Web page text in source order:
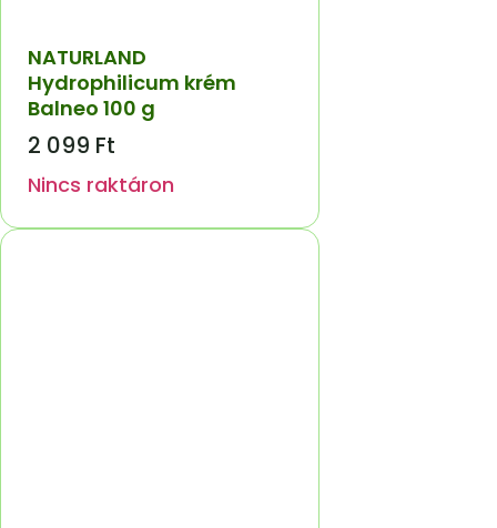
NATURLAND
Hydrophilicum krém
Balneo 100 g
2 099 Ft
Nincs raktáron